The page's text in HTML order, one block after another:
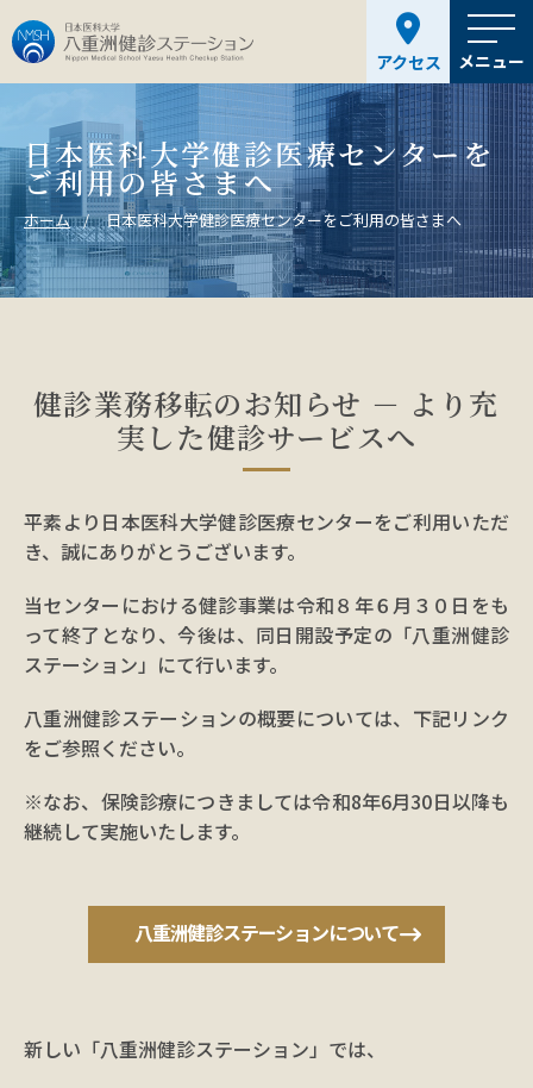
アクセス メニュー
日本医科大学健診医療センターを
ご利用の皆さまへ
ホーム 日本医科大学健診医療センターをご利用の皆さまへ
健診業務移転のお知らせ － より充
実した健診サービスへ
平素より日本医科大学健診医療センターをご利用いただ
き、誠にありがとうございます。
当センターにおける健診事業は令和８年６月３０日をも
って終了となり、今後は、同日開設予定の「八重洲健診
ステーション」にて行います。
八重洲健診ステーションの概要については、下記リンク
をご参照ください。
※なお、保険診療につきましては令和8年6月30日以降も
継続して実施いたします。
八重洲健診ステーションについて
新しい「八重洲健診ステーション」では、